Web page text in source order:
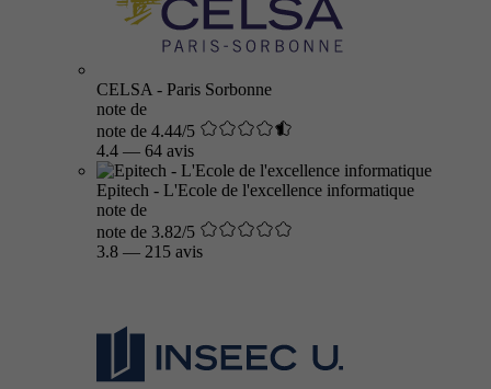
CELSA - Paris Sorbonne
note de
note de 4.44/5
4.4 — 64 avis
Epitech - L'Ecole de l'excellence informatique
note de
note de 3.82/5
3.8 — 215 avis